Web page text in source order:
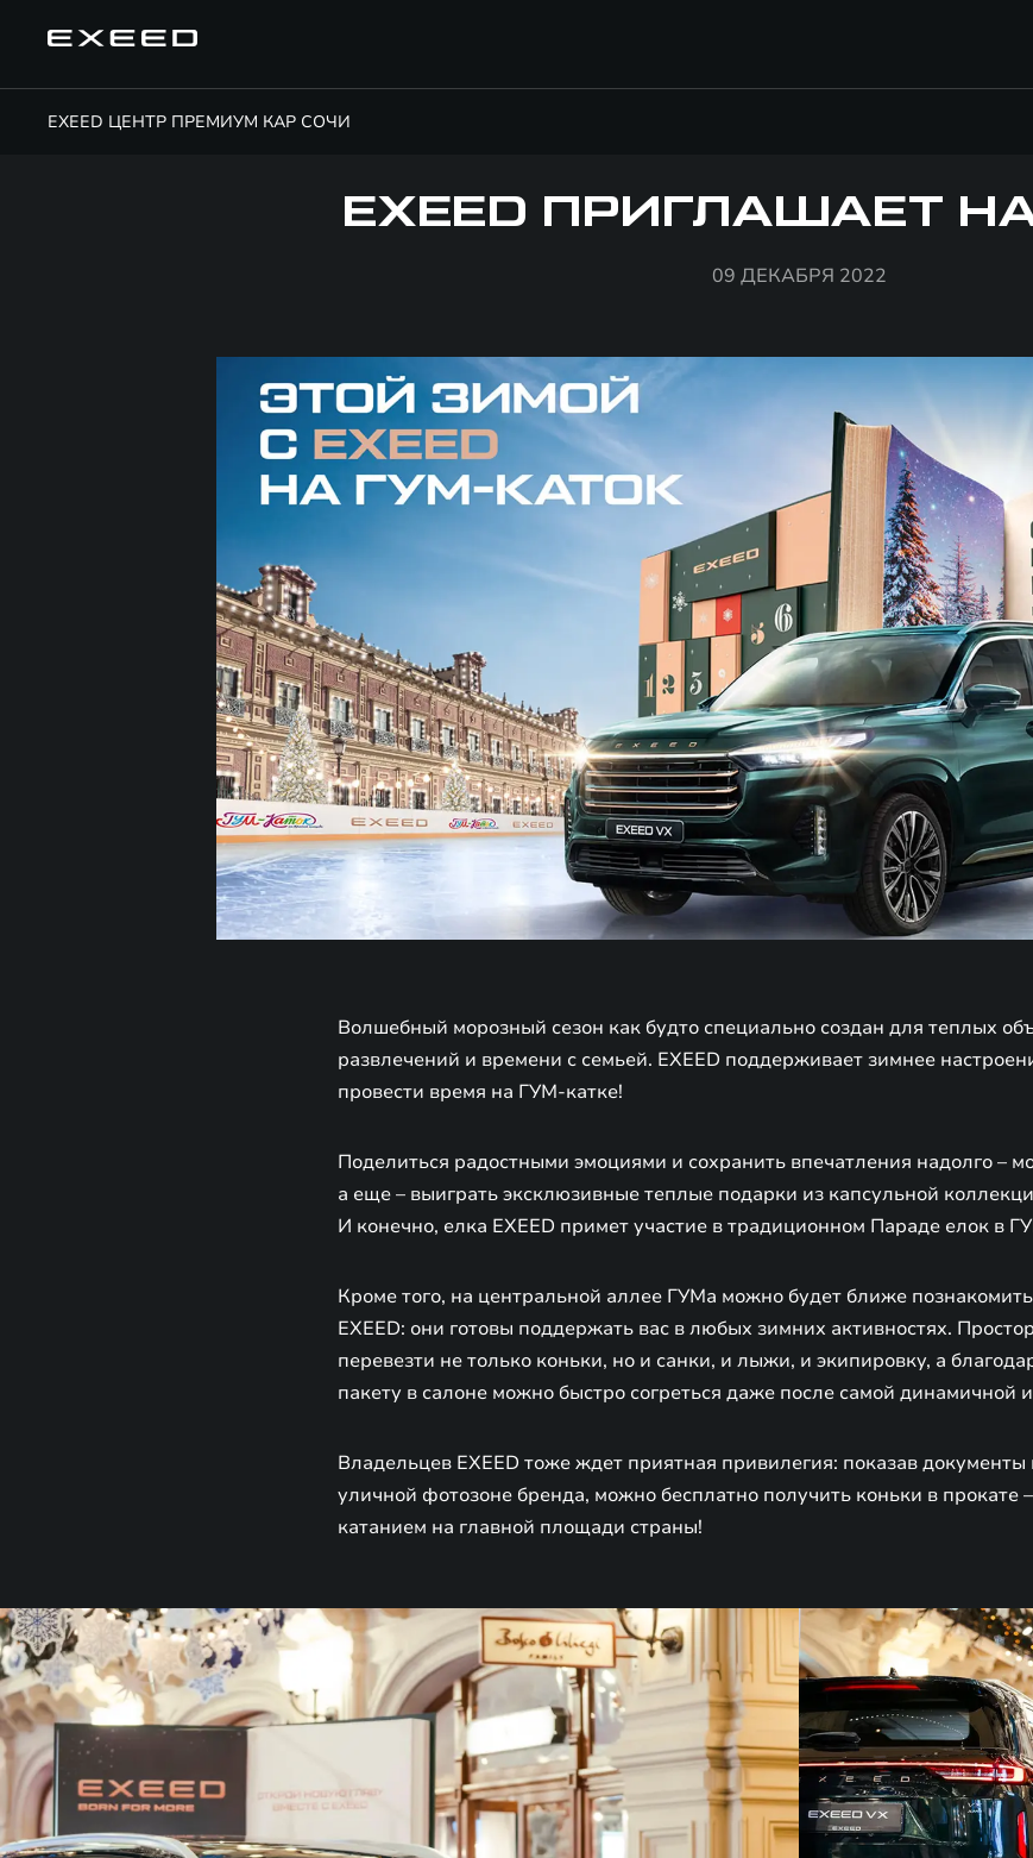
EXEED ЦЕНТР ПРЕМИУМ КАР СОЧИ
EXEED ПРИГЛАШАЕТ
09 ДЕКАБРЯ 2022
Волшебный морозный сезон как будто специально создан для теплых
развлечений и времени с семьей. EXEED поддерживает зимнее
провести время на ГУМ-катке!
Поделиться радостными эмоциями и сохранить впечатления надолго –
а еще – выиграть эксклюзивные теплые подарки из капсульной
И конечно, елка EXEED примет участие в традиционном Параде елок в
Кроме того, на центральной аллее ГУМа можно будет ближе
EXEED: они готовы поддержать вас в любых зимних активностях.
перевезти не только коньки, но и санки, и лыжи, и экипировку, а
пакету в салоне можно быстро согреться даже после самой динамичной
Владельцев EXEED тоже ждет приятная привилегия: показав документы
уличной фотозоне бренда, можно бесплатно получить коньки в прокате
катанием на главной площади страны!